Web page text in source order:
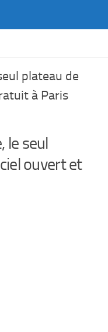
plateau de
à Paris
le seul
ouvert et